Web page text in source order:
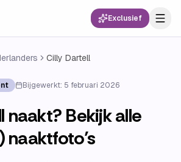
Exclusief
Cilly Dartell
Bijgewerkt: 5 februari 2026
naakt? Bekijk alle
naaktfoto’s